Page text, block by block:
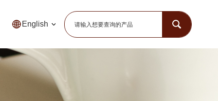
English